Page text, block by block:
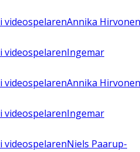
i videospelarenAnnika Hirvonen
i videospelarenIngemar
i videospelarenAnnika Hirvonen
i videospelarenIngemar
i videospelarenNiels Paarup-